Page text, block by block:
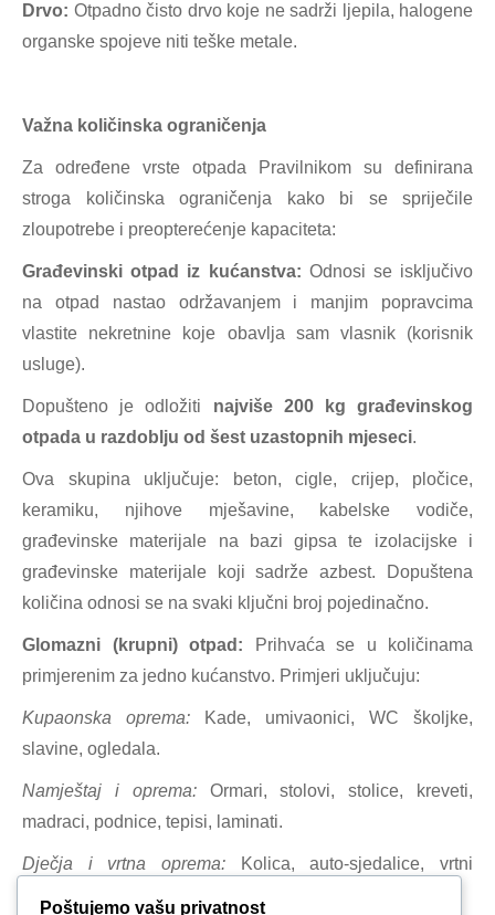
Drvo: Otpadno čisto drvo koje ne sadrži ljepila, halogene
organske spojeve niti teške metale.
Važna količinska ograničenja
Za određene vrste otpada Pravilnikom su definirana
stroga količinska ograničenja kako bi se spriječile
zloupotrebe i preopterećenje kapaciteta:
Građevinski otpad iz kućanstva: Odnosi se isključivo
na otpad nastao održavanjem i manjim popravcima
vlastite nekretnine koje obavlja sam vlasnik (korisnik
usluge).
Dopušteno je odložiti najviše 200 kg građevinskog
otpada u razdoblju od šest uzastopnih mjeseci.
Ova skupina uključuje: beton, cigle, crijep, pločice,
keramiku, njihove mješavine, kabelske vodiče,
građevinske materijale na bazi gipsa te izolacijske i
građevinske materijale koji sadrže azbest. Dopuštena
količina odnosi se na svaki ključni broj pojedinačno.
Glomazni (krupni) otpad: Prihvaća se u količinama
primjerenim za jedno kućanstvo. Primjeri uključuju:
Kupaonska oprema: Kade, umivaonici, WC školjke,
slavine, ogledala.
Namještaj i oprema:Ormari, stolovi, stolice, kreveti,
madraci, podnice, tepisi, laminati.
Dječja i vrtna oprema: Kolica, auto-sjedalice, vrtni
Poštujemo vašu privatnost